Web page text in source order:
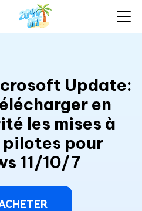
Update:
en
les mises à
pilotes pour
11/10/7